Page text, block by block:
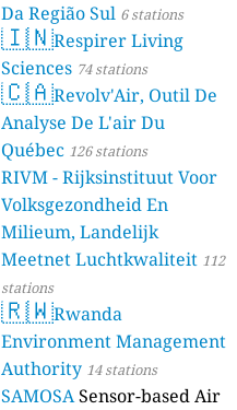
Da Região Sul 6 stations
🇮🇳Respirer Living
Sciences 74 stations
🇨🇦Revolv'Air, Outil De
Analyse De L'air Du
Québec 126 stations
RIVM - Rijksinstituut Voor
Volksgezondheid En
Milieum, Landelijk
Meetnet Luchtkwaliteit 112
stations
🇷🇼Rwanda
Environment Management
Authority 14 stations
SAMOSASensor-based Air